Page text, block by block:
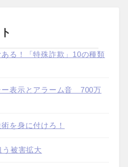
る！「特殊詐欺」10の種類
ー表示とアラーム音 700万
を身に付けろ！
被害拡大